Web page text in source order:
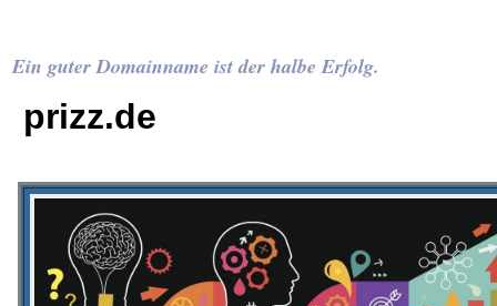
Ein guter Domainname ist der halbe Erfolg.
prizz.de